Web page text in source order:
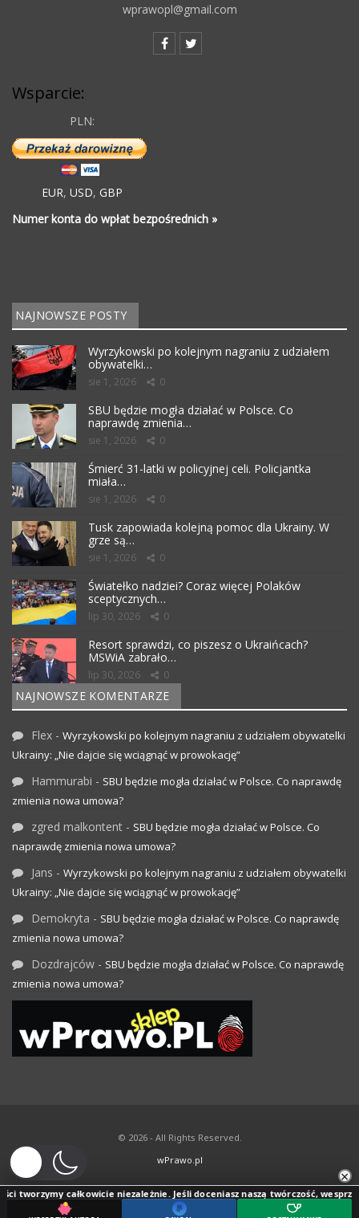
wprawopl@gmail.com
Wsparcie:
PLN:
EUR, USD, GBP
Numer konta do wpłat bezpośrednich »
NAJNOWSZE POSTY
Wyrzykowski po kolejnym nagraniu z udziałem
obywatelki…
sie 1, 2026 0
SBU będzie mogła działać w Polsce. Co
naprawdę zmienia…
sie 1, 2026 0
Śmierć 31-latki w policyjnej celi. Policjantka
miała…
sie 1, 2026 0
Tusk zapowiada kolejną pomoc dla Ukrainy. W
grze są…
sie 1, 2026 0
Światełko nadziei? Coraz więcej Polaków
sceptycznych…
lip 30, 2026 0
Resort sprawdzi, co piszesz o Ukraińcach?
MSWiA zabrało…
lip 30, 2026 0
NAJNOWSZE KOMENTARZE
Flex - Wyrzykowski po kolejnym nagraniu z udziałem obywatelki
Ukrainy: „Nie dajcie się wciągnąć w prowokację”
Hammurabi - SBU będzie mogła działać w Polsce. Co naprawdę
zmienia nowa umowa?
zgred malkontent - SBU będzie mogła działać w Polsce. Co
naprawdę zmienia nowa umowa?
Jans - Wyrzykowski po kolejnym nagraniu z udziałem obywatelki
Ukrainy: „Nie dajcie się wciągnąć w prowokację”
Demokryta - SBU będzie mogła działać w Polsce. Co naprawdę
zmienia nowa umowa?
Dozdrajców - SBU będzie mogła działać w Polsce. Co naprawdę
zmienia nowa umowa?
© 2026 - All Rights Reserved.
wPrawo.pl
×
tworzymy całkowicie niezależnie. Jeśli doceniasz naszą twórczość, wesprzyj